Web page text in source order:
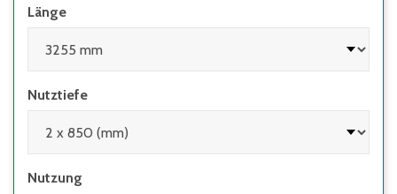
Länge
Nutztiefe
Nutzung